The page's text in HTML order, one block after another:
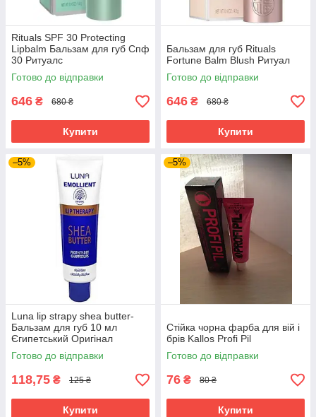
Rituals SPF 30 Protecting
Lipbalm Бальзам для губ Спф
30 Ритуалс
Готово до відправки
646 ₴ 680 ₴
Купити
Бальзам для губ Rituals
Fortune Balm Blush Ритуал
Готово до відправки
646 ₴ 680 ₴
Купити
–5%
Luna lip strapy shea butter-
Бальзам для губ 10 мл
Єгипетський Оригінал
Готово до відправки
118,75 ₴ 125 ₴
Купити
–5%
Стійка чорна фарба для вій і
брів Kallos Profi Pil
Готово до відправки
76 ₴ 80 ₴
Купити